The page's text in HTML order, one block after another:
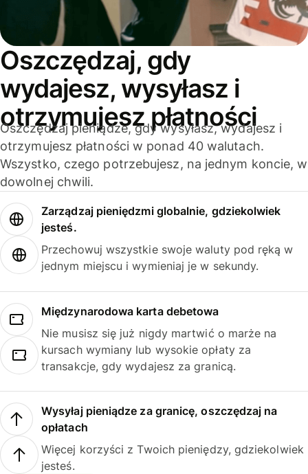
Oszczędzaj, gdy
wydajesz, wysyłasz i
otrzymujesz płatności
Oszczędzaj pieniądze, gdy wysyłasz, wydajesz i
otrzymujesz płatności w ponad 40 walutach.
Wszystko, czego potrzebujesz, na jednym koncie, w
dowolnej chwili.
Zarządzaj pieniędzmi globalnie, gdziekolwiek
jesteś.
Przechowuj wszystkie swoje waluty pod ręką w
jednym miejscu i wymieniaj je w sekundy.
Międzynarodowa karta debetowa
Nie musisz się już nigdy martwić o marże na
kursach wymiany lub wysokie opłaty za
transakcje, gdy wydajesz za granicą.
Wysyłaj pieniądze za granicę, oszczędzaj na
opłatach
Więcej korzyści z Twoich pieniędzy, gdziekolwiek
jesteś.